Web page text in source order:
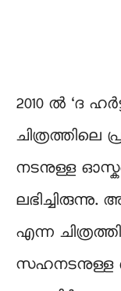
2010 ൽ ‘ദ
ചിത്രത്തിലെ
നടനുള്ള ഓസ്കർ
ലഭിച്ചിരുന്നു.
എന്ന
സഹനടനുള്ള